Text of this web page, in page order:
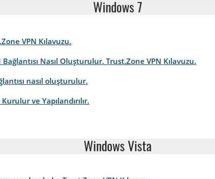
Windows 7
VPN Kılavuzu.
Nasıl Oluşturulur. Trust.Zone VPN Kılavuzu.
nasıl oluşturulur.
ve Yapılandırılır.
Windows Vista